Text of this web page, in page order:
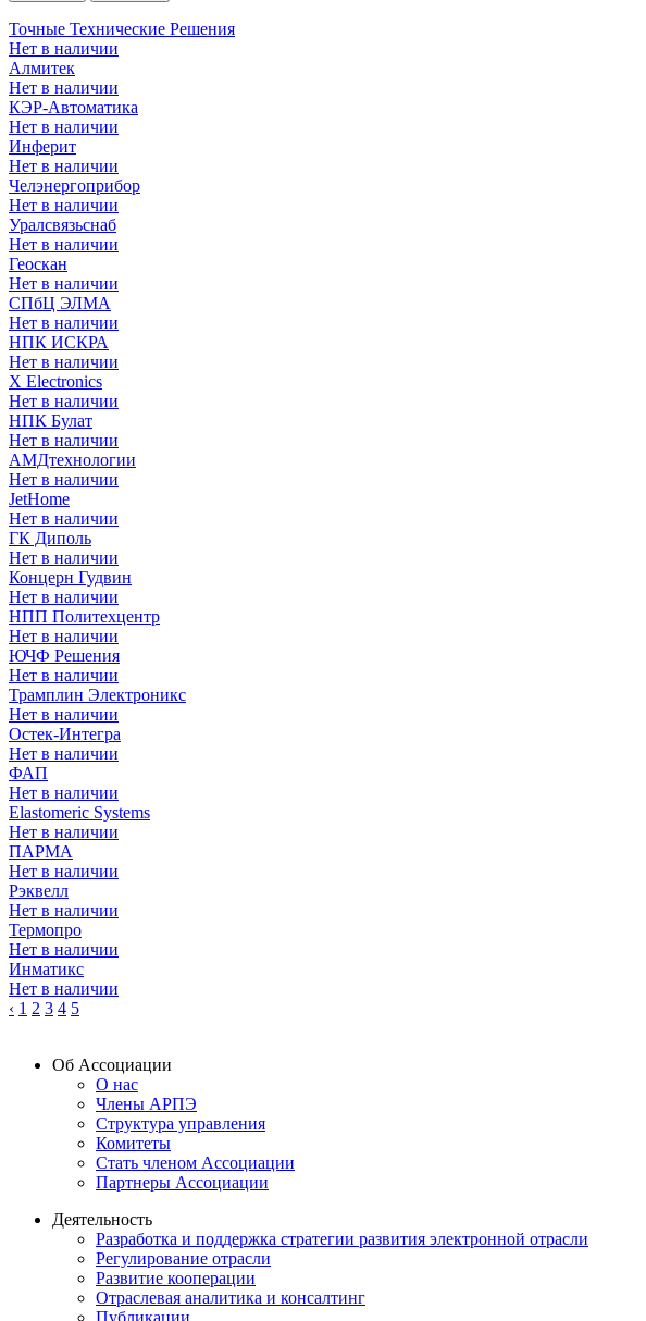
Точные Технические Решения
Нет в наличии
Алмитек
Нет в наличии
КЭР-Автоматика
Нет в наличии
Инферит
Нет в наличии
Челэнергоприбор
Нет в наличии
Уралсвязьснаб
Нет в наличии
Геоскан
Нет в наличии
СПбЦ ЭЛМА
Нет в наличии
НПК ИСКРА
Нет в наличии
X Electronics
Нет в наличии
НПК Булат
Нет в наличии
АМДтехнологии
Нет в наличии
JetHome
Нет в наличии
ГК Диполь
Нет в наличии
Концерн Гудвин
Нет в наличии
НПП Политехцентр
Нет в наличии
ЮЧФ Решения
Нет в наличии
Трамплин Электроникс
Нет в наличии
Остек-Интегра
Нет в наличии
ФАП
Нет в наличии
Elastomeric Systems
Нет в наличии
ПАРМА
Нет в наличии
Рэквелл
Нет в наличии
Термопро
Нет в наличии
Инматикс
Нет в наличии
‹ 1 2 3 4 5
Об Ассоциации
О нас
Члены АРПЭ
Структура управления
Комитеты
Стать членом Ассоциации
Партнеры Ассоциации
Деятельность
Разработка и поддержка стратегии развития электронной отрасли
Регулирование отрасли
Развитие кооперации
Отраслевая аналитика и консалтинг
Публикации